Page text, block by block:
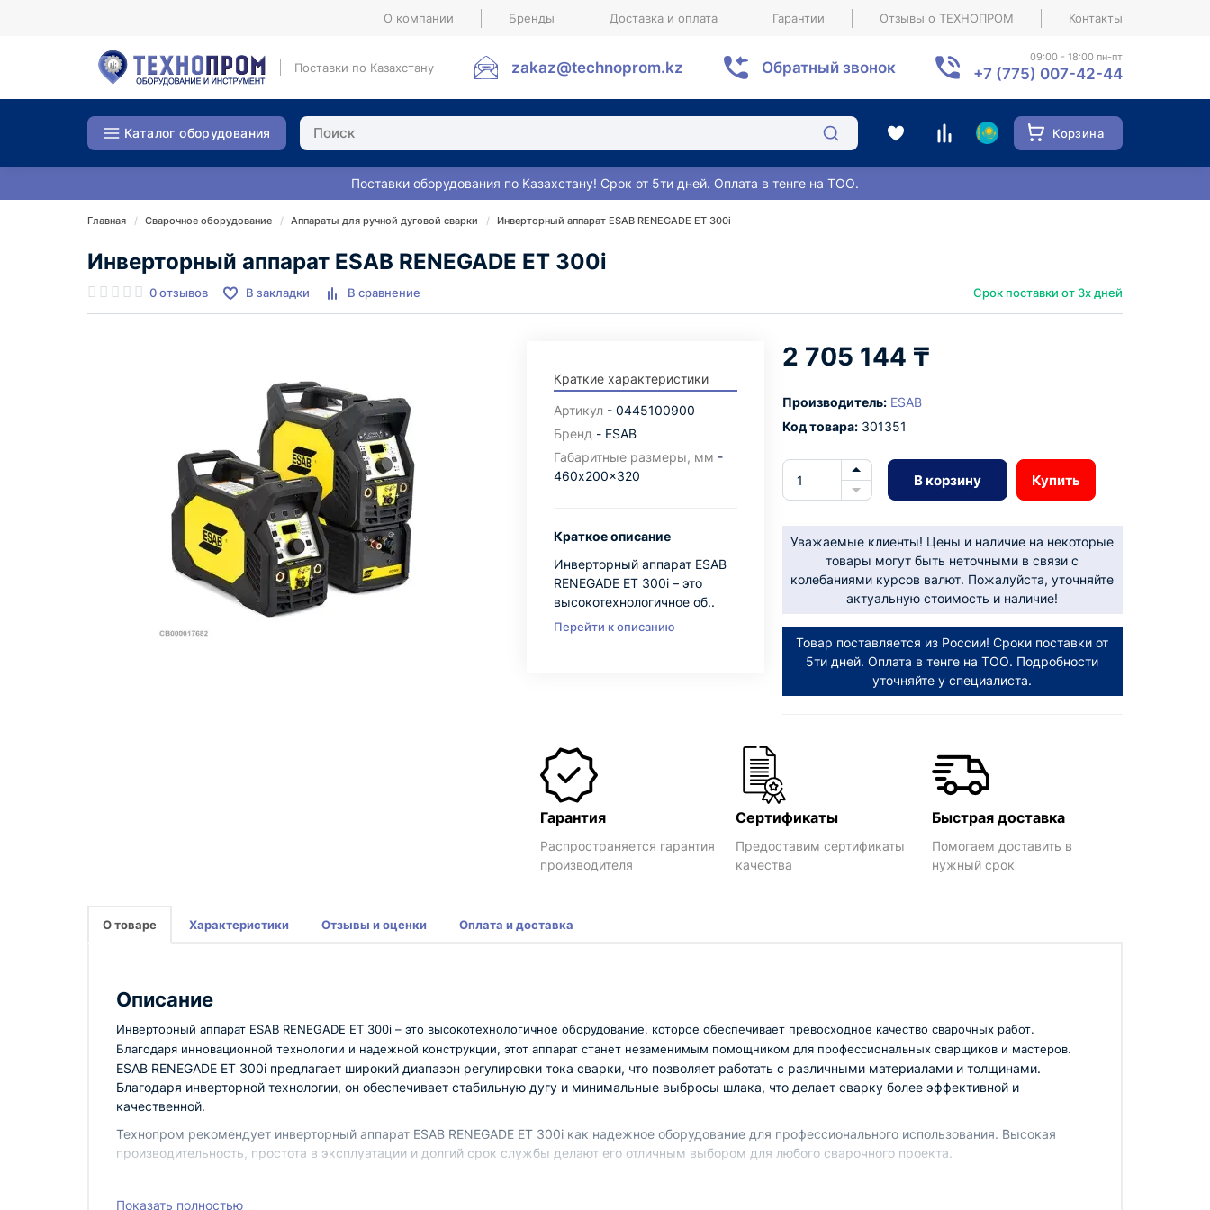
О компании Бренды Доставка и оплата Гарантии Отзывы о ТЕХНОПРОМ Контакты
Поставки по Казахстану zakaz@technoprom.kz Обратный звонок
09:00 - 18:00 пн-пт
+7 (775) 007-42-44
Каталог оборудования Корзина
Поставки оборудования по Казахстану! Срок от 5ти дней. Оплата в тенге на ТОО.
Главная Сварочное оборудование Аппараты для ручной дуговой сварки Инверторный аппарат ESAB RENEGADE ET 300i
Инверторный аппарат ESAB RENEGADE ET 300i
0 отзывов В закладки В сравнение Срок поставки от 3х дней
Краткие характеристики
Артикул - 0445100900
Бренд - ESAB
Габаритные размеры, мм -
460x200x320
Краткое описание
Инверторный аппарат ESAB
RENEGADE ET 300i – это
высокотехнологичное об..
Перейти к описанию
2 705 144 ₸
Производитель: ESAB
Код товара:301351
В корзину Купить
Уважаемые клиенты! Цены и наличие на некоторые
товары могут быть неточными в связи с
колебаниями курсов валют. Пожалуйста, уточняйте
актуальную стоимость и наличие!
Товар поставляется из России! Сроки поставки от
5ти дней. Оплата в тенге на ТОО. Подробности
уточняйте у специалиста.
Гарантия
Распространяется гарантия
производителя
Сертификаты
Предоставим сертификаты
качества
Быстрая доставка
Помогаем доставить в
нужный срок
О товаре Характеристики Отзывы и оценки Оплата и доставка
Описание
Инверторный аппарат ESAB RENEGADE ET 300i – это высокотехнологичное оборудование, которое обеспечивает превосходное качество сварочных работ.
Благодаря инновационной технологии и надежной конструкции, этот аппарат станет незаменимым помощником для профессиональных сварщиков и мастеров.
ESAB RENEGADE ET 300i предлагает широкий диапазон регулировки тока сварки, что позволяет работать с различными материалами и толщинами.
Благодаря инверторной технологии, он обеспечивает стабильную дугу и минимальные выбросы шлака, что делает сварку более эффективной и
качественной.
Технопром рекомендует инверторный аппарат ESAB RENEGADE ET 300i как надежное оборудование для профессионального использования. Высокая
производительность, простота в эксплуатации и долгий срок службы делают его отличным выбором для любого сварочного проекта.
Показать полностью